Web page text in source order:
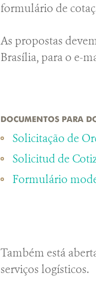
formulário de
As propostas
Brasília, para o e-
DOCUMENTOS PARA
Solicitação de
Solicitud de
Formulário
Também está
serviços logísticos.